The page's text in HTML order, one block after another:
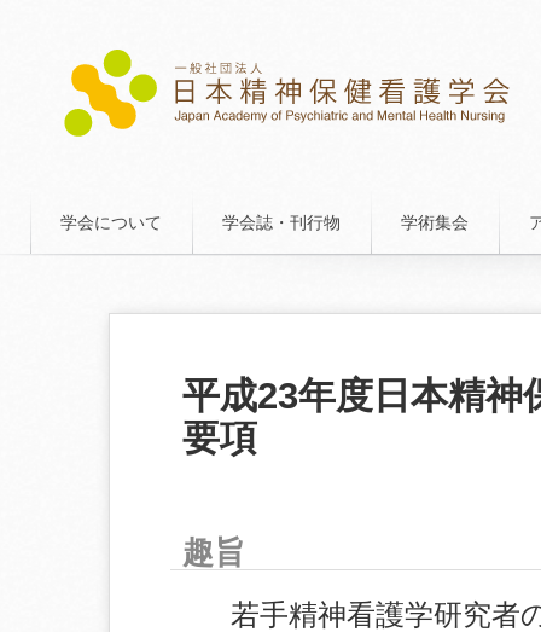
学会について 学会誌・刊行物 学術集会
平成23年度日本精神
要項
趣旨
若手精神看護学研究者